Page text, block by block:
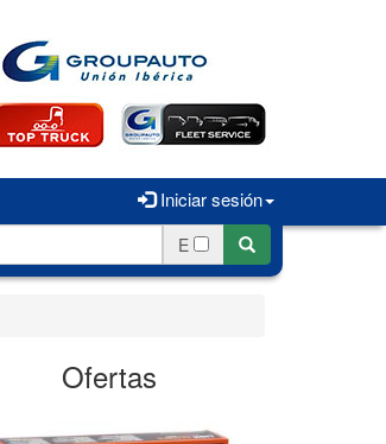
Iniciar sesión
E
Ofertas